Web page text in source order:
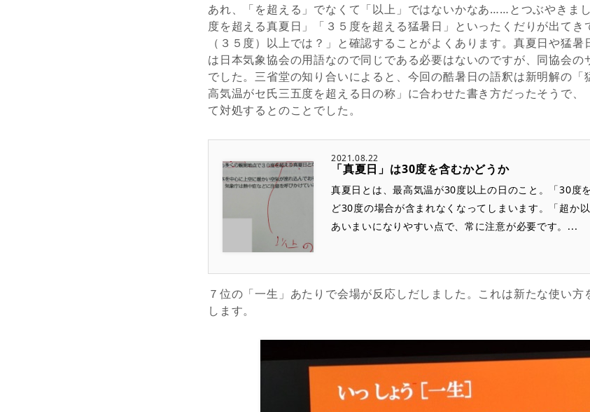
あれ、「を超える」でなくて「以上」ではないかなあ……とつぶやきま
度を超える真夏日」「３５度を超える猛暑日」といったくだりが出てき
（３５度）以上では？」と確認することがよくあります。真夏日や猛
は日本気象協会の用語なので同じである必要はないのですが、同協会の
でした。三省堂の知り合いによると、今回の酷暑日の語釈は新明解の「
高気温がセ氏三五度を超える日の称」に合わせた書き方だったそうで、
て対処するとのことでした。
2021.08.22
「真夏日」は30度を含むかどうか
真夏日とは、最高気温が30度以上の日のこと。「30度
ど30度の場合が含まれなくなってしまいます。「超か
あいまいになりやすい点で、常に注意が必要です。...
７位の「一生」あたりで会場が反応しだしました。これは新たな使い方
します。